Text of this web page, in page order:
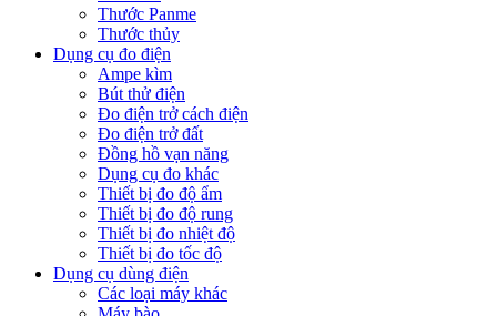
Thước Panme
Thước thủy
Dụng cụ đo điện
Ampe kìm
Bút thử điện
Đo điện trở cách điện
Đo điện trở đất
Đồng hồ vạn năng
Dụng cụ đo khác
Thiết bị đo độ ẩm
Thiết bị đo độ rung
Thiết bị đo nhiệt độ
Thiết bị đo tốc độ
Dụng cụ dùng điện
Các loại máy khác